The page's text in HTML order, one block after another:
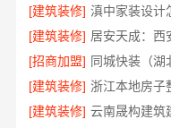
[建筑装修]
[建筑装修]
[招商加盟]
[建筑装修]
[建筑装修] 云南晟构建